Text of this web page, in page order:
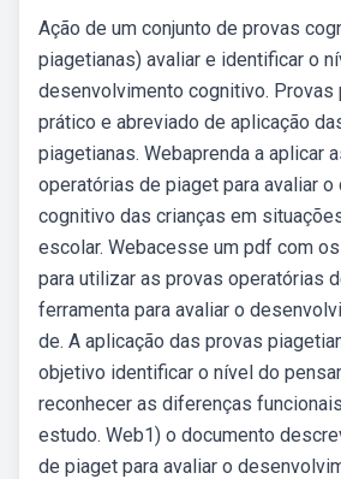
Ação de um conjunto de provas
piagetianas) avaliar e identificar o
desenvolvimento cognitivo. Provas
prático e abreviado de aplicação
piagetianas. Webaprenda a aplicar
operatórias de piaget para avaliar
cognitivo das crianças em
escolar. Webacesse um pdf com
para utilizar as provas operatórias
ferramenta para avaliar o
de. A aplicação das provas
objetivo identificar o nível do
reconhecer as diferenças
estudo. Web1) o documento
de piaget para avaliar o